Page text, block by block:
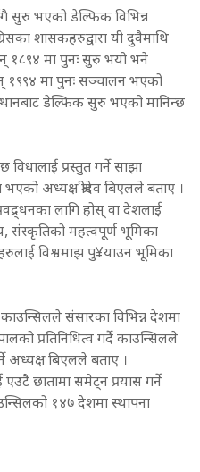
सुरु भएको डेल्फिक विभिन्न
शासकहरुद्वारा यी दुवैमाथि
१८९४ मा पुनः सुरु भयो भने
मा पुनः सञ्चालन भएको
डेल्फिक सुरु भएको मानिन्छ
प्रस्तुत गर्ने साझा
अध्यक्ष श्रीदेव बिएलले बताए ।
लागि होस् वा देशलाई
संस्कृतिको महत्वपूर्ण भूमिका
विश्वमाझ पु¥याउन भूमिका
काउन्सिलले संसारका विभिन्न देशमा
प्रतिनिधित्व गर्दै काउन्सिलले
अध्यक्ष बिएलले बताए ।
छातामा समेट्न प्रयास गर्ने
१४७ देशमा स्थापना